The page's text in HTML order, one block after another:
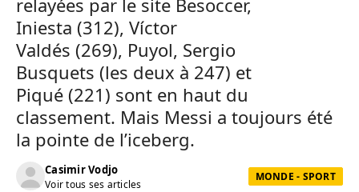
relayées par le site Besoccer,
Iniesta (312), Víctor
Valdés (269), Puyol, Sergio
Busquets (les deux à 247) et
Piqué (221) sont en haut du
classement. Mais Messi a toujours été
la pointe de l’iceberg.
Casimir Vodjo
Voir tous ses articles
MONDE - SPORT